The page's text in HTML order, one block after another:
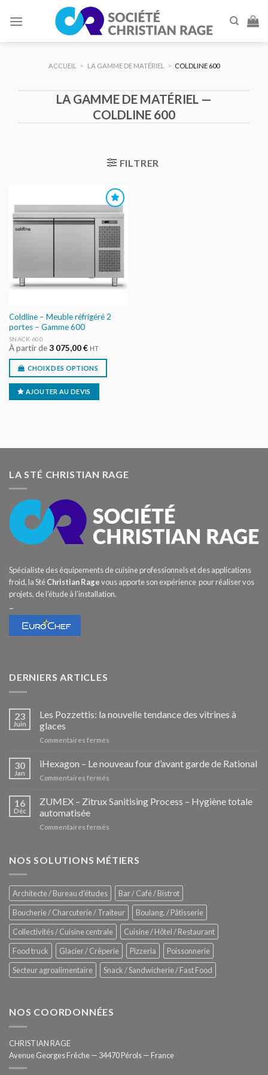
ACCUEIL > LA GAMME DE MATÉRIEL > COLDLINE 600
LA GAMME DE MATÉRIEL —
COLDLINE 600
FILTRER
AJOUTER
AU DEVIS
Coldline – Meuble réfrigéré 2
portes – Gamme 600
SNACK 600
À partir de3 075,00€ HT
CHOIX DES OPTIONS
AJOUTER AU DEVIS
LA STÉ CHRISTIAN RAGE
Spécialiste des équipements de cuisine professionnels et des applications
froid, la StéChristian Ragevous apporte son expérience pour réaliser vos
projets, de l’étude à l’installation.
–
DERNIERS ARTICLES
23
Juin
Les Pozzettis: la nouvelle tendance des vitrines à
glaces
Commentaires fermés
Pozzettis:
la
des
30
Jan
iHexagon – Le nouveau four d’avant garde de Rational
Commentaires fermés
–
Le
de
16
Déc
ZUMEX – Zitrux Sanitising Process – Hygiène totale
automatisée
Commentaires fermés
Zitrux
–
Hygiène
totale
automatisée
NOS SOLUTIONS MÉTIERS
Architecte / Bureau d'études
Bar / Café / Bistrot
Boucherie / Charcuterie / Traiteur
Boulang. / Pâtisserie
Collectivités / Cuisine centrale
Cuisine / Hôtel / Restaurant
Food truck
Glacier / Crêperie Pizzeria
Poissonnerie
Secteur agroalimentaire
Snack / Sandwicherie / Fast Food
NOS COORDONNÉES
CHRISTIAN RAGE
Avenue Georges Frêche — 34470 Pérols — France